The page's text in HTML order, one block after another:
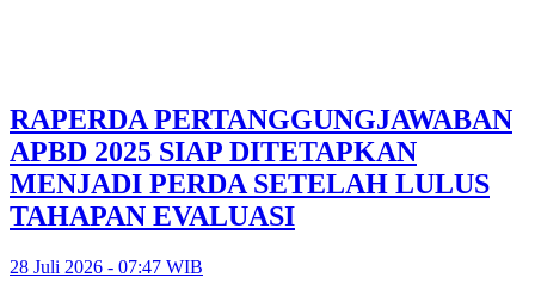
RAPERDA PERTANGGUNGJAWABAN
APBD 2025 SIAP DITETAPKAN
MENJADI PERDA SETELAH LULUS
TAHAPAN EVALUASI
28 Juli 2026 - 07:47 WIB